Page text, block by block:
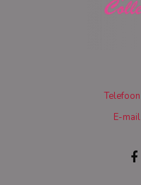
Telefoon
E-mail